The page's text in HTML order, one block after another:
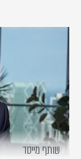
שותף מייסד